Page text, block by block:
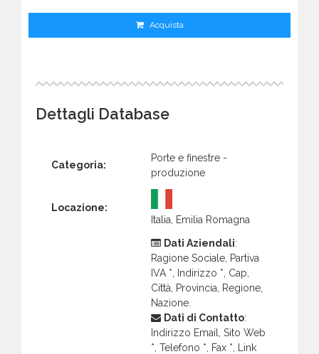
Acquista
Dettagli Database
Categoria:
Porte e finestre -
produzione
Locazione:
Italia, Emilia Romagna
Dati Aziendali:
Ragione Sociale, Partiva
IVA *, Indirizzo *, Cap,
Città, Provincia, Regione,
Nazione.
Dati di Contatto:
Indirizzo Email, Sito Web
*, Telefono *, Fax *, Link